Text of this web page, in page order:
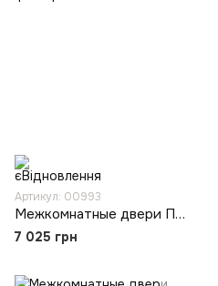
Артикул: 00993
Межкомнатные двери Папа Карло ML-64
7 025 грн